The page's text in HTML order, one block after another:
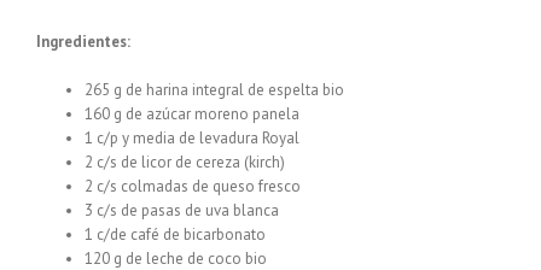
Ingredientes:
265 g de harina integral de espelta bio
160 g de azúcar moreno panela
1 c/p y media de levadura Royal
2 c/s de licor de cereza (kirch)
2 c/s colmadas de queso fresco
3 c/s de pasas de uva blanca
1 c/de café de bicarbonato
120 g de leche de coco bio